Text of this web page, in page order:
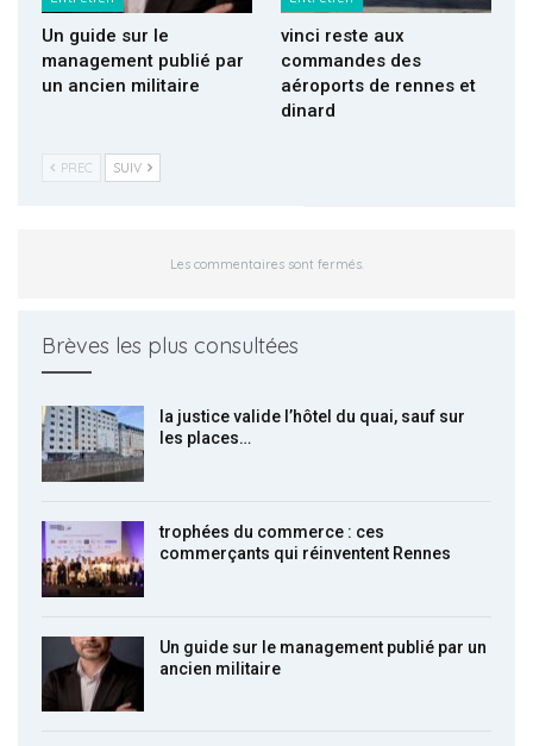
Un guide sur le
management publié par
un ancien militaire
vinci reste aux
commandes des
aéroports de rennes et
dinard
PREC SUIV
Les commentaires sont fermés.
Brèves les plus consultées
la justice valide l’hôtel du quai, sauf sur
les places…
trophées du commerce : ces
commerçants qui réinventent Rennes
Un guide sur le management publié par un
ancien militaire